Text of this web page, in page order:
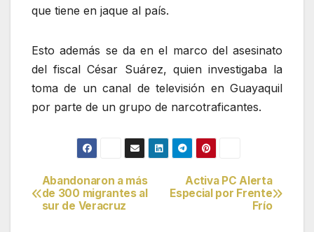
que tiene en jaque al país.
Esto además se da en el marco del asesinato
del fiscal César Suárez, quien investigaba la
toma de un canal de televisión en Guayaquil
por parte de un grupo de narcotraficantes.
Navegación
de
Activa PC Alerta
Especial por Frente
Frío
Abandonaron a más
de 300 migrantes al
sur de Veracruz